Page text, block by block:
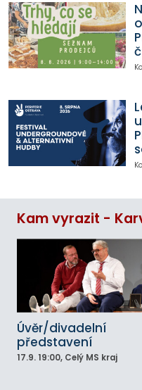
Kam vyrazit -
Úvěr/divadelní
představení
17.9. 19:00, Celý MS kraj